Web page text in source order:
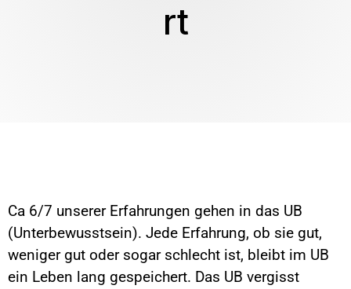
rt
Ca 6/7 unserer Erfahrungen gehen in das UB
(Unterbewusstsein). Jede Erfahrung, ob sie gut,
weniger gut oder sogar schlecht ist, bleibt im UB
ein Leben lang gespeichert. Das UB vergisst